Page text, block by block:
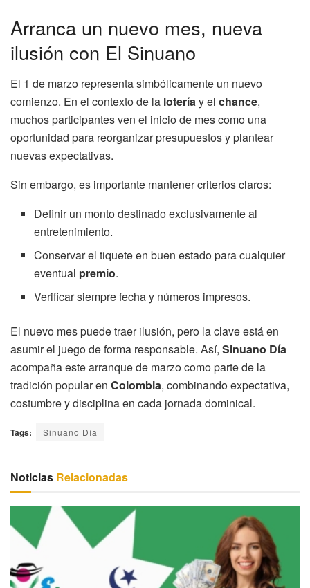
Arranca un nuevo mes, nueva
ilusión con El Sinuano
El 1 de marzo representa simbólicamente un nuevo
comienzo. En el contexto de la lotería y el chance,
muchos participantes ven el inicio de mes como una
oportunidad para reorganizar presupuestos y plantear
nuevas expectativas.
Sin embargo, es importante mantener criterios claros:
Definir un monto destinado exclusivamente al
entretenimiento.
Conservar el tiquete en buen estado para cualquier
eventual premio.
Verificar siempre fecha y números impresos.
El nuevo mes puede traer ilusión, pero la clave está en
asumir el juego de forma responsable. Así, Sinuano Día
acompaña este arranque de marzo como parte de la
tradición popular en Colombia, combinando expectativa,
costumbre y disciplina en cada jornada dominical.
Tags: Sinuano Día
Noticias Relacionadas